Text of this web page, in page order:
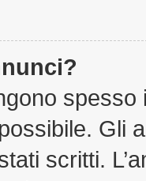
Gli
scritti.